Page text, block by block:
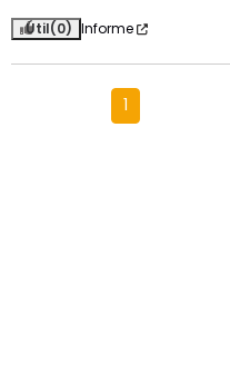
Útil(0) Informe
1